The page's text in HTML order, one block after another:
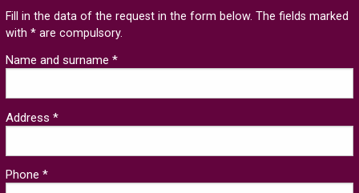
Fill in the data of the request in the form below. The fields marked
with * are compulsory.
Name and surname *
Address *
Phone *